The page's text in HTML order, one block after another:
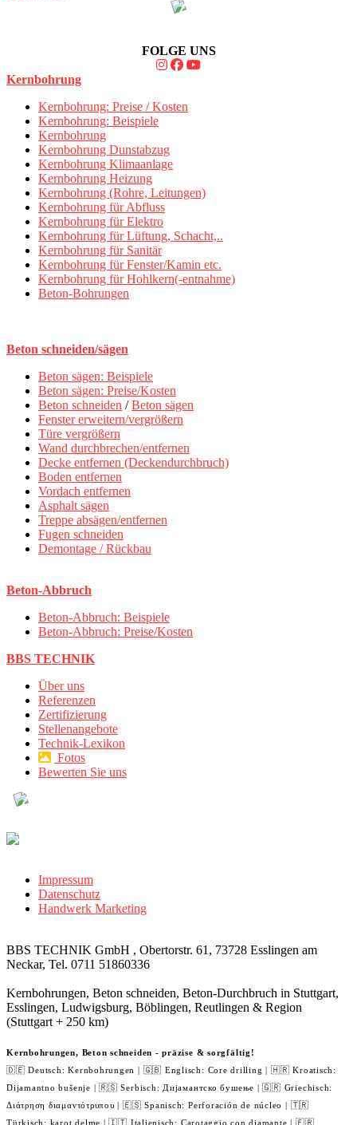
FOLGE UNS
Kernbohrung
Kernbohrung: Preise / Kosten
Kernbohrung: Beispiele
Kernbohrung
Kernbohrung Dunstabzug
Kernbohrung Klimaanlage
Kernbohrung Heizung
Kernbohrung (Rohre, Leitungen)
Kernbohrung für Abfluss
Kernbohrung für Elektro
Kernbohrung für Lüftung, Schacht,..
Kernbohrung für Sanitär
Kernbohrung für Fenster/Kamin etc.
Kernbohrung für Hohlkern(-entnahme)
Beton-Bohrungen
Beton schneiden/sägen
Beton sägen: Beispiele
Beton sägen: Preise/Kosten
Beton schneiden /Beton sägen
Fenster erweitern/vergrößern
Türe vergrößern
Wand durchbrechen/entfernen
Decke entfernen (Deckendurchbruch)
Boden entfernen
Vordach entfernen
Asphalt sägen
Treppe absägen/entfernen
Fugen schneiden
Demontage / Rückbau
Beton-Abbruch
Beton-Abbruch: Beispiele
Beton-Abbruch: Preise/Kosten
BBS TECHNIK
Über uns
Referenzen
Zertifizierung
Stellenangebote
Technik-Lexikon
Fotos
Bewerten Sie uns
Impressum
Datenschutz
Handwerk Marketing
BBS TECHNIK GmbH , Obertorstr. 61, 73728 Esslingen am
Neckar, Tel. 0711 51860336
Kernbohrungen, Beton schneiden, Beton-Durchbruch in Stuttgart,
Esslingen, Ludwigsburg, Böblingen, Reutlingen & Region
(Stuttgart + 250 km)
Kernbohrungen, Beton schneiden - präzise & sorgfältig!
🇩🇪 Deutsch: Kernbohrungen | 🇬🇧 Englisch: Core drilling | 🇭🇷 Kroatisch:
Dijamantno bušenje | 🇷🇸 Serbisch: Дијамантско бушење | 🇬🇷 Griechisch:
Διάτρηση διαμαντότρυπου | 🇪🇸 Spanisch: Perforación de núcleo | 🇹🇷
Türkisch: karot delme | 🇮🇹 Italienisch: Carotaggio con diamante | 🇫🇷